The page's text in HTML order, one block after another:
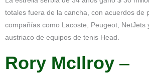
totales fuera de la cancha, con acuerdos de
compañías como Lacoste, Peugeot, NetJets
austriaco de equipos de tenis Head.
Rory McIlroy –